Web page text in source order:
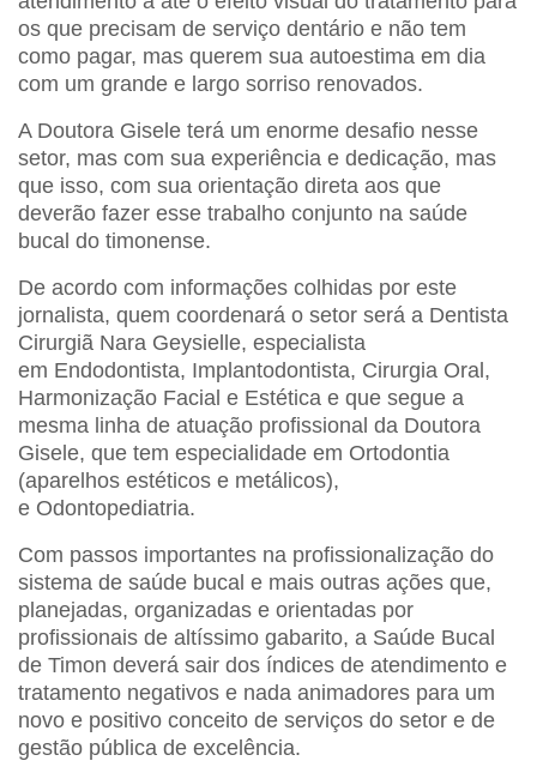
os que precisam de serviço dentário e não tem
como pagar, mas querem sua autoestima em dia
com um grande e largo sorriso renovados.
A Doutora Gisele terá um enorme desafio nesse
setor, mas com sua experiência e dedicação, mas
que isso, com sua orientação direta aos que
deverão fazer esse trabalho conjunto na saúde
bucal do timonense.
De acordo com informações colhidas por este
jornalista, quem coordenará o setor será a Dentista
Cirurgiã Nara Geysielle, especialista
em Endodontista, Implantodontista, Cirurgia Oral,
Harmonização Facial e Estética e que segue a
mesma linha de atuação profissional da Doutora
Gisele, que tem especialidade em Ortodontia
(aparelhos estéticos e metálicos),
e Odontopediatria.
Com passos importantes na profissionalização do
sistema de saúde bucal e mais outras ações que,
planejadas, organizadas e orientadas por
profissionais de altíssimo gabarito, a Saúde Bucal
de Timon deverá sair dos índices de atendimento e
tratamento negativos e nada animadores para um
novo e positivo conceito de serviços do setor e de
gestão pública de excelência.